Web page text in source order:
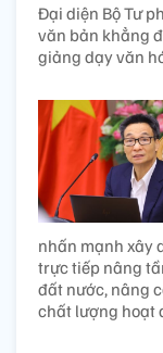
Đại diện Bộ Tư
văn bản khẳng
giảng dạy văn
nhấn mạnh xây
trực tiếp nâng
đất nước, nâng
chất lượng hoạt